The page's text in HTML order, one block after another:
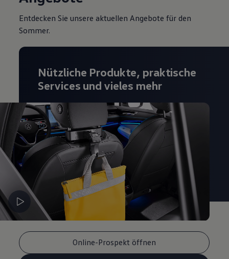
Magazin
Lifestyle
Elektromobilität
Volkswagen Kundenbetreuung
Entdecken Sie unsere aktuellen Angebote für den
Sommer.
Online-Prospekt öffnen
Nützliche Produkte, praktische
Services und vieles mehr